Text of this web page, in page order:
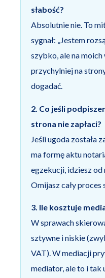
słabość?
Absolutnie nie. To
sygnał: „Jestem
szybko, ale na moich
przychylniej na
dogadać.
2. Co jeśli
strona nie zapłaci?
Jeśli ugoda została
ma formę aktu
egzekucji, idziesz od
Omijasz cały proces
3. Ile kosztuje
W sprawach
sztywne i niskie
VAT). W mediacji
mediator, ale to i tak